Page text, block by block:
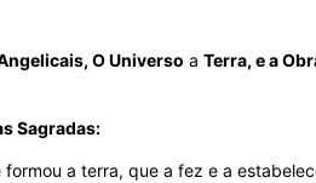
O Universo a Terra, e a
Sagradas:
formou a terra, que a fez e a